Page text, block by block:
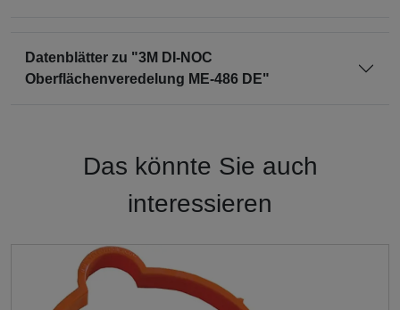
Datenblätter zu "3M DI-NOC
Oberflächenveredelung ME-486 DE"
Das könnte Sie auch
interessieren